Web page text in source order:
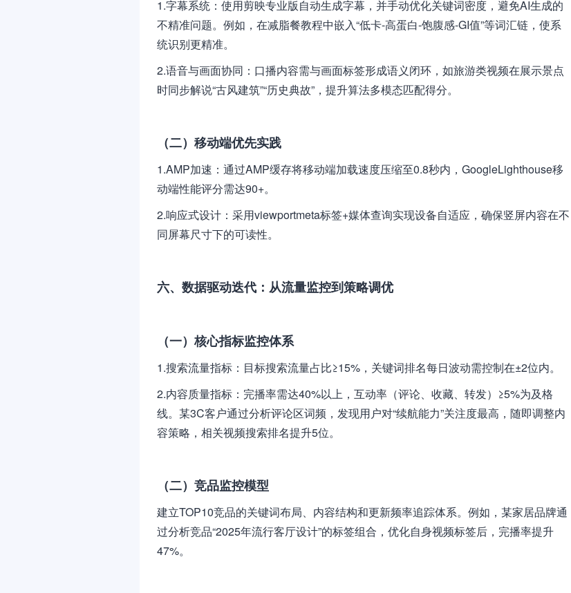
1.字幕系统：使用剪映专业版自动生成字幕，并手动优化关键词密度，避免AI生成的
不精准问题。例如，在减脂餐教程中嵌入“低卡-高蛋白-饱腹感-GI值”等词汇链，使系
统识别更精准。
2.语音与画面协同：口播内容需与画面标签形成语义闭环，如旅游类视频在展示景点
时同步解说“古风建筑”“历史典故”，提升算法多模态匹配得分。
（二）移动端优先实践
1.AMP加速：通过AMP缓存将移动端加载速度压缩至0.8秒内，GoogleLighthouse移
动端性能评分需达90+。
2.响应式设计：采用viewportmeta标签+媒体查询实现设备自适应，确保竖屏内容在不
同屏幕尺寸下的可读性。
六、数据驱动迭代：从流量监控到策略调优
（一）核心指标监控体系
1.搜索流量指标：目标搜索流量占比≥15%，关键词排名每日波动需控制在±2位内。
2.内容质量指标：完播率需达40%以上，互动率（评论、收藏、转发）≥5%为及格
线。某3C客户通过分析评论区词频，发现用户对“续航能力”关注度最高，随即调整内
容策略，相关视频搜索排名提升5位。
（二）竞品监控模型
建立TOP10竞品的关键词布局、内容结构和更新频率追踪体系。例如，某家居品牌通
过分析竞品“2025年流行客厅设计”的标签组合，优化自身视频标签后，完播率提升
47%。